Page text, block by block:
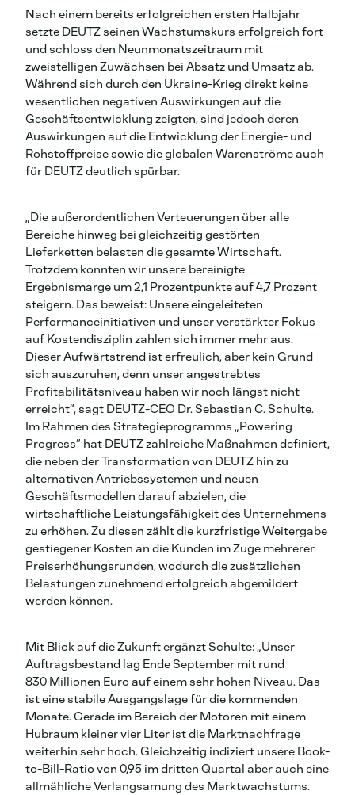
Nach einem bereits erfolgreichen ersten Halbjahr
setzte DEUTZ seinen Wachstumskurs erfolgreich fort
und schloss den Neunmonatszeitraum mit
zweistelligen Zuwächsen bei Absatz und Umsatz ab.
Während sich durch den Ukraine-Krieg direkt keine
wesentlichen negativen Auswirkungen auf die
Geschäftsentwicklung zeigten, sind jedoch deren
Auswirkungen auf die Entwicklung der Energie- und
Rohstoffpreise sowie die globalen Warenströme auch
für DEUTZ deutlich spürbar.
„Die außerordentlichen Verteuerungen über alle
Bereiche hinweg bei gleichzeitig gestörten
Lieferketten belasten die gesamte Wirtschaft.
Trotzdem konnten wir unsere bereinigte
Ergebnismarge um 2,1 Prozentpunkte auf 4,7 Prozent
steigern. Das beweist: Unsere eingeleiteten
Performanceinitiativen und unser verstärkter Fokus
auf Kostendisziplin zahlen sich immer mehr aus.
Dieser Aufwärtstrend ist erfreulich, aber kein Grund
sich auszuruhen, denn unser angestrebtes
Profitabilitätsniveau haben wir noch längst nicht
erreicht“, sagt DEUTZ-CEO Dr. Sebastian C. Schulte.
Im Rahmen des Strategieprogramms „Powering
Progress“ hat DEUTZ zahlreiche Maßnahmen definiert,
die neben der Transformation von DEUTZ hin zu
alternativen Antriebssystemen und neuen
Geschäftsmodellen darauf abzielen, die
wirtschaftliche Leistungsfähigkeit des Unternehmens
zu erhöhen. Zu diesen zählt die kurzfristige Weitergabe
gestiegener Kosten an die Kunden im Zuge mehrerer
Preiserhöhungsrunden, wodurch die zusätzlichen
Belastungen zunehmend erfolgreich abgemildert
werden können.
Mit Blick auf die Zukunft ergänzt Schulte: „Unser
Auftragsbestand lag Ende September mit rund
830 Millionen Euro auf einem sehr hohen Niveau. Das
ist eine stabile Ausgangslage für die kommenden
Monate. Gerade im Bereich der Motoren mit einem
Hubraum kleiner vier Liter ist die Marktnachfrage
weiterhin sehr hoch. Gleichzeitig indiziert unsere Book-
to-Bill-Ratio von 0,95 im dritten Quartal aber auch eine
allmähliche Verlangsamung des Marktwachstums.